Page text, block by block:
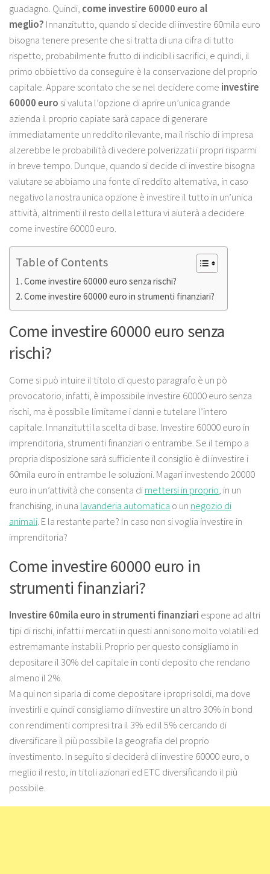
guadagno. Quindi, come investire 60000 euro al
meglio? Innanzitutto, quando si decide di investire 60mila euro
bisogna tenere presente che si tratta di una cifra di tutto
rispetto, probabilmente frutto di indicibili sacrifici, e quindi, il
primo obbiettivo da conseguire è la conservazione del proprio
capitale. Appare scontato che se nel decidere come investire
60000 euro si valuta l’opzione di aprire un’unica grande
azienda il proprio capiate sarà capace di generare
immediatamente un reddito rilevante, ma il rischio di impresa
alzerebbe le probabilità di vedere polverizzati i propri risparmi
in breve tempo. Dunque, quando si decide di investire bisogna
valutare se abbiamo una fonte di reddito alternativa, in caso
negativo la nostra unica opzione è investire il tutto in un’unica
attività, altrimenti il resto della lettura vi aiuterà a decidere
come investire 60000 euro.
Table of Contents
Come investire 60000 euro senza rischi?
Come investire 60000 euro in strumenti finanziari?
Come investire 60000 euro senza
rischi?
Come si può intuire il titolo di questo paragrafo è un pò
provocatorio, infatti, è impossibile investire 60000 euro senza
rischi, ma è possibile limitarne i danni e tutelare l’intero
capitale. Innanzitutti la scelta di base. Investire 60000 euro in
imprenditoria, strumenti finanziari o entrambe. Se il tempo a
propria disposizione sarà sufficiente il consiglio è di investire i
60mila euro in entrambe le soluzioni. Magari investendo 20000
euro in un’attività che consenta dimettersi in proprio, in un
franchising, in una lavanderia automatica o un negozio di
animali. E la restante parte? In caso non si voglia investire in
imprenditoria?
Come investire 60000 euro in
strumenti finanziari?
Investire 60mila euro in strumenti finanziari espone ad altri
tipi di rischi, infatti i mercati in questi anni sono molto volatili ed
estremamante instabili. Proprio per questo consigliamo in
depositare il 30% del capitale in conti deposito che rendano
almeno il 2%.
Ma qui non si parla di come depositare i propri soldi, ma dove
investirli e quindi consigliamo di investire un altro 30% in bond
con rendimenti compresi tra il 3% ed il 5% cercando di
diversificare il più possibile la geografia del proprio
investimento. In seguito si deciderà di investire 60000 euro, o
meglio il resto, in titoli azionari ed ETC diversificando il più
possibile.